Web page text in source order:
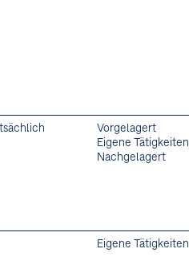
Vorgelagert
Eigene Tätigkeiten
Nachgelagert
Eigene Tätigkeiten